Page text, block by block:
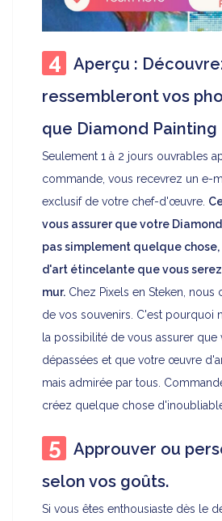
Aperçu :
ressembleront vos
que Diamond Painting
Seulement 1 à 2 jours ouvrables
commande, vous recevrez un e-
exclusif de votre chef-d'œuvre.
vous assurer que votre
pas simplement quelque
d'art étincelante que vous
mur. Chez Pixels en Steken,
de vos souvenirs. C'est pourquoi
la possibilité de vous assurer que
dépassées et que votre œuvre
mais admirée par tous.
créez quelque chose
Approuver ou
selon vos goûts.
Si vous êtes enthousiaste dès le